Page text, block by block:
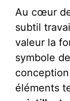
Au cœur
subtil
valeur la
symbole
éléments